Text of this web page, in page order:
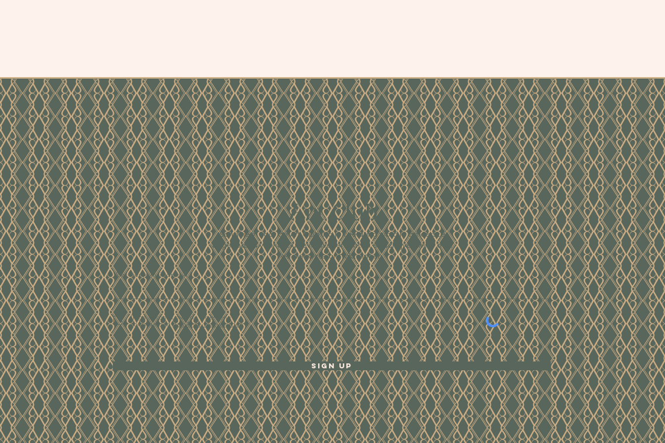
Art Club
Schrijf je in voor de Art Club. Na je toelating word je als eerste
uitgenodigd voor exclusieve evenementen en schrijven wij je over
de nieuwste ontwikkelingen.
Voer hier je mailadres in
Ik ga akkoord met de algemene
voorwaarden Bekijk de voorwaarden
Sign Up